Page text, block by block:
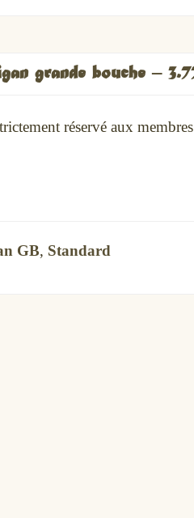
grande bouche –
réservé aux
GB, Standard